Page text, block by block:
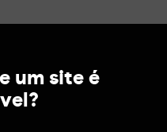
um site é